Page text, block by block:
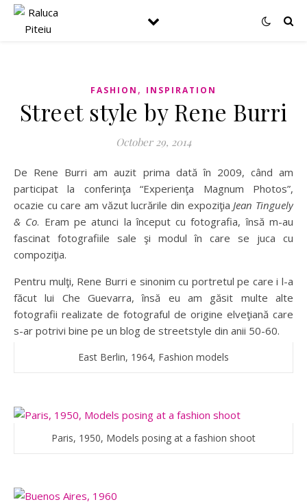
FASHION , INSPIRATION
Street style by Rene Burri
October 29, 2014
De Rene Burri am auzit prima dată în 2009, când am
participat la conferinţa “Experienţa Magnum Photos”,
ocazie cu care am văzut lucrările din expoziţiaJean Tinguely
& Co. Eram pe atunci la început cu fotografia, însă m-au
fascinat fotografiile sale şi modul în care se juca cu
compoziţia.
Pentru mulţi, Rene Burri e sinonim cu portretul pe care i l-a
făcut lui Che Guevarra, însă eu am găsit multe alte
fotografii realizate de fotograful de origine elveţiană care
s-ar potrivi bine pe un blog de streetstyle din anii 50-60.
East Berlin, 1964, Fashion models
Paris, 1950, Models posing at a fashion shoot